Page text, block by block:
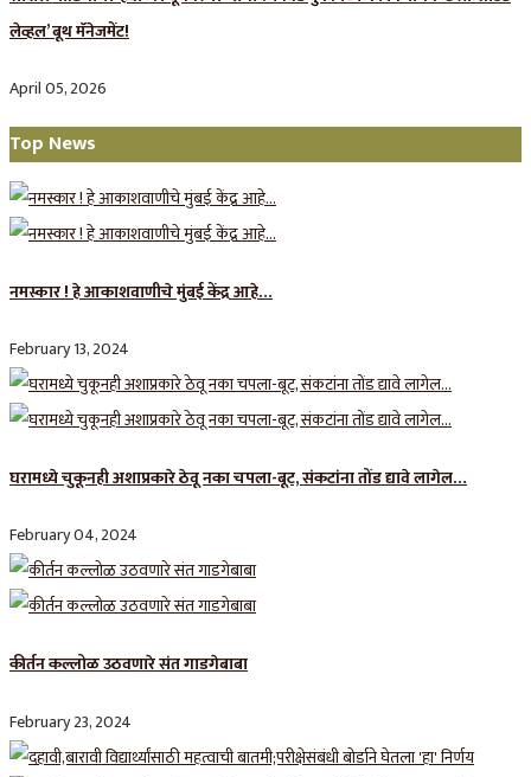
लेव्हल’ बूथ मॅनेजमेंट!
April 05, 2026
Top News
नमस्कार ! हे आकाशवाणीचे मुंबई केंद्र आहे…
February 13, 2024
घरामध्ये चुकूनही अशाप्रकारे ठेवू नका चपला-बूट, संकटांना तोंड द्यावे लागेल…
February 04, 2024
कीर्तन कल्लोळ उठवणारे संत गाडगेबाबा
February 23, 2024